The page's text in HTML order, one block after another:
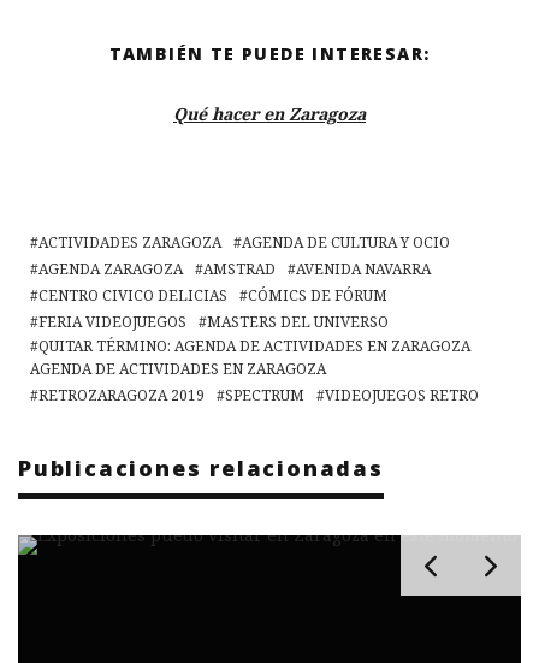
TAMBIÉN TE PUEDE INTERESAR:
Qué hacer en Zaragoza
ACTIVIDADES ZARAGOZA
AGENDA DE CULTURA Y OCIO
AGENDA ZARAGOZA
AMSTRAD
AVENIDA NAVARRA
CENTRO CIVICO DELICIAS
CÓMICS DE FÓRUM
FERIA VIDEOJUEGOS
MASTERS DEL UNIVERSO
QUITAR TÉRMINO: AGENDA DE ACTIVIDADES EN ZARAGOZA
AGENDA DE ACTIVIDADES EN ZARAGOZA
RETROZARAGOZA 2019
SPECTRUM VIDEOJUEGOS RETRO
Publicaciones relacionadas